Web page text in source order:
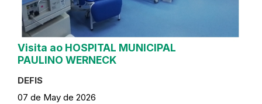
Visita ao HOSPITAL MUNICIPAL
PAULINO WERNECK
DEFIS
07 de May de 2026